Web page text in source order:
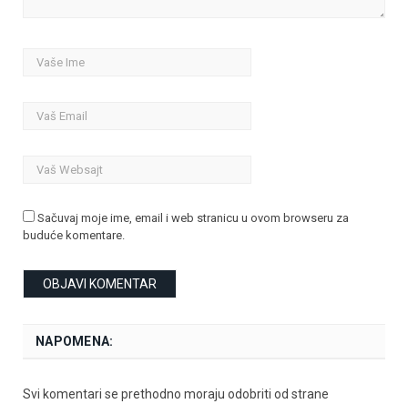
Sačuvaj moje ime, email i web stranicu u ovom browseru za
buduće komentare.
NAPOMENA:
Svi komentari se prethodno moraju odobriti od strane